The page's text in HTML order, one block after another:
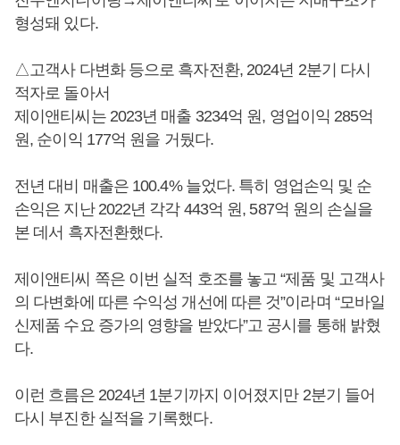
형성돼 있다.
△고객사 다변화 등으로 흑자전환, 2024년 2분기 다시
적자로 돌아서
제이앤티씨는 2023년 매출 3234억 원, 영업이익 285억
원, 순이익 177억 원을 거뒀다.
전년 대비 매출은 100.4% 늘었다. 특히 영업손익 및 순
손익은 지난 2022년 각각 443억 원, 587억 원의 손실을
본 데서 흑자전환했다.
제이앤티씨 쪽은 이번 실적 호조를 놓고 “제품 및 고객사
의 다변화에 따른 수익성 개선에 따른 것”이라며 “모바일
신제품 수요 증가의 영향을 받았다”고 공시를 통해 밝혔
다.
이런 흐름은 2024년 1분기까지 이어졌지만 2분기 들어
다시 부진한 실적을 기록했다.